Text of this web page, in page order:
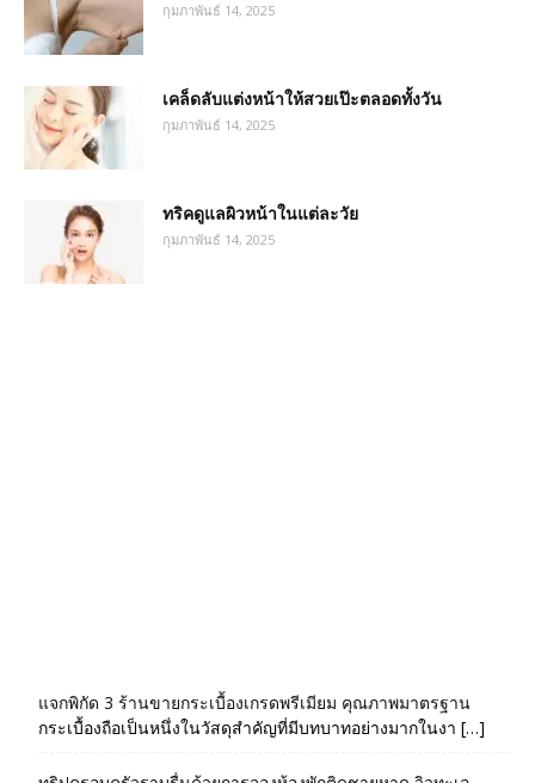
กุมภาพันธ์ 14, 2025
เคล็ดลับแต่งหน้าให้สวยเป๊ะตลอดทั้งวัน
กุมภาพันธ์ 14, 2025
ทริคดูแลผิวหน้าในแต่ละวัย
กุมภาพันธ์ 14, 2025
แจกพิกัด 3 ร้านขายกระเบื้องเกรดพรีเมียม คุณภาพมาตรฐาน
กระเบื้องถือเป็นหนึ่งในวัสดุสำคัญที่มีบทบาทอย่างมากในงา […]